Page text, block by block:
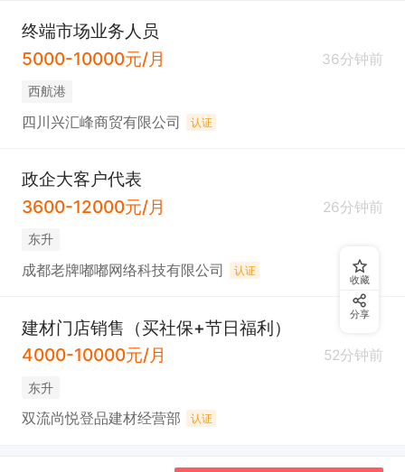
终端市场业务人员
5000-10000元/月
36分钟前
西航港
四川兴汇峰商贸有限公司 认证
政企大客户代表
3600-12000元/月
26分钟前
东升
成都老牌嘟嘟网络科技有限公司 认证
建材门店销售（买社保+节日福利）
4000-10000元/月
52分钟前
东升
双流尚悦登品建材经营部 认证
收藏
分享